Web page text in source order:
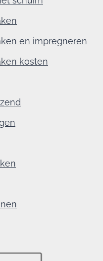
en impregneren
kosten